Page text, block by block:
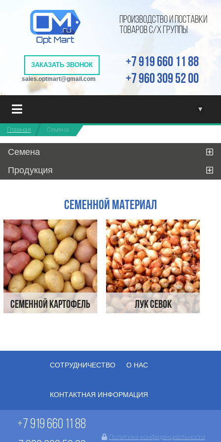
ПРОИЗВОДСТВО И ПОСТАВКИ
ТОВАРОВ С/Х ГРУППЫ
ЗАКАЗАТЬ ЗВОНОК
sales.optmart@gmail.com
+7 919 660 11 88
+7 960 309 52 00
▾
Главная Семена
Семена
Продукция
Семенной материал
Семенной картофель Лук севок
СОТРУДНИЧЕСТВО О НАС
КОНТАКТНАЯ ИНФОРМАЦИЯ
+7 919 660 11 88
Политика конфиденциальности